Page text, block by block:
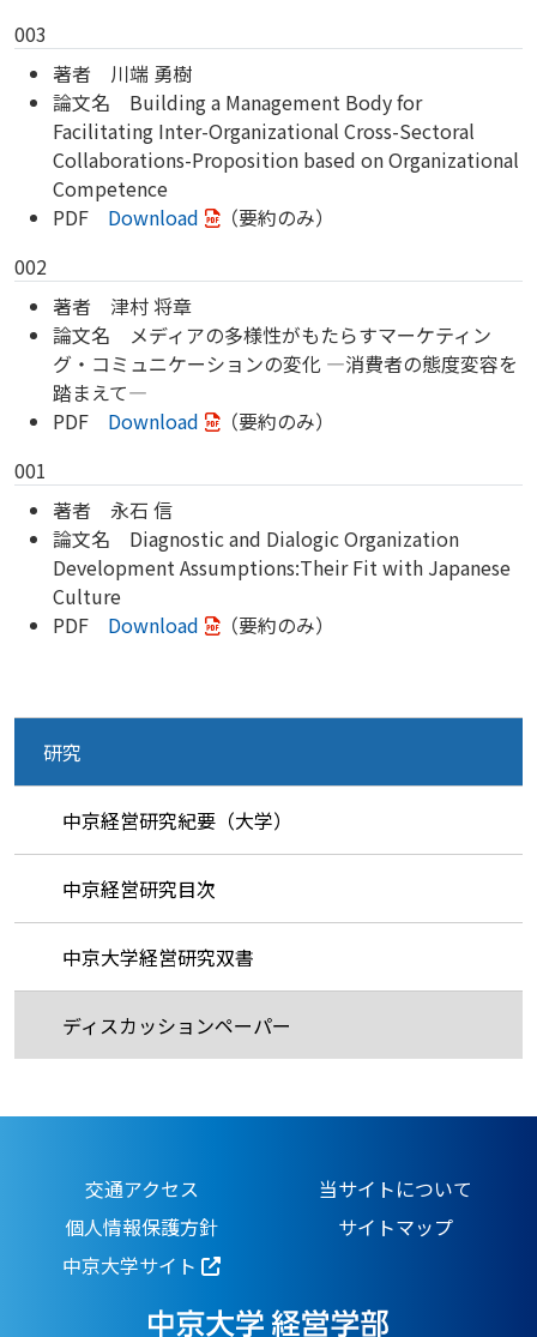
003
著者 川端 勇樹
論文名 Building a Management Body for
Facilitating Inter-Organizational Cross-Sectoral
Collaborations-Proposition based on Organizational
Competence
PDF Download
（要約のみ）
002
著者 津村 将章
論文名 メディアの多様性がもたらすマーケティン
グ・コミュニケーションの変化 ―消費者の態度変容を
踏まえて―
PDF Download
（要約のみ）
001
著者 永石 信
論文名 Diagnostic and Dialogic Organization
Development Assumptions:Their Fit with Japanese
Culture
PDF Download （要約のみ）
研究
中京経営研究紀要（大学）
中京経営研究目次
中京大学経営研究双書
ディスカッションペーパー
交通アクセス
当サイトについて
個人情報保護方針
サイトマップ
中京大学サイト